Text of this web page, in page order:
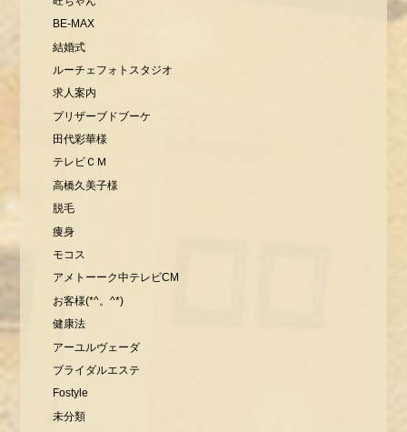
BE-MAX
結婚式
ルーチェフォトスタジオ
求人案内
プリザーブドブーケ
田代彩華様
テレビＣＭ
高橋久美子様
脱毛
痩身
モコス
アメトーーク中テレビCM
お客様(*^。^*)
健康法
アーユルヴェーダ
ブライダルエステ
Fostyle
未分類